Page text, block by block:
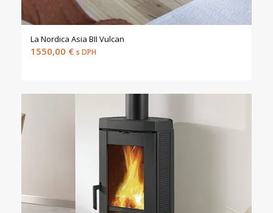
La Nordica Asia BII Vulcan
1550,00 € s DPH